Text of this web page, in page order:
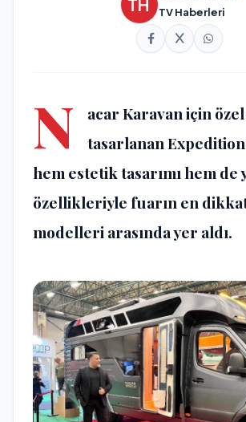
TV Haberleri
N
acar Karavan için
tasarlanan
hem estetik tasarımı hem de
özellikleriyle fuarın en
modelleri arasında yer aldı.